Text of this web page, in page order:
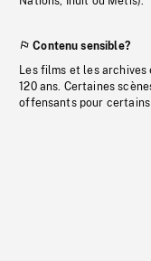
Contenu sensible?
Les films et les
120 ans. Certaines
offensants pour certains